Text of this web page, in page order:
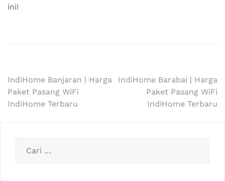
ini!
Navigasi
pos
IndiHome Banjaran | Harga
Paket Pasang WiFi
IndiHome Terbaru
IndiHome Barabai | Harga
Paket Pasang WiFi
IndiHome Terbaru
untuk: